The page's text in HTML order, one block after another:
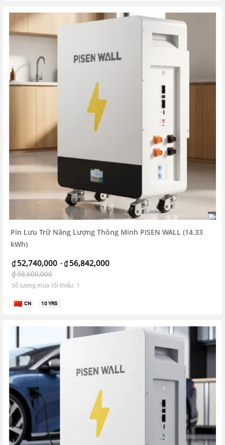
Pin Lưu Trữ Năng Lượng Thông Minh PISEN WALL (14.33
kWh)
₫ 52,740,000 -₫ 56,842,000
₫58,600,000
Số lượng mua tối thiểu: 1
CN 10YRS